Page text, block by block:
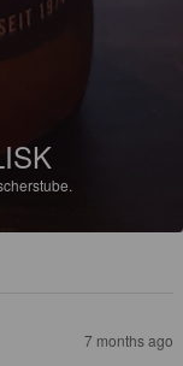
7 months ago